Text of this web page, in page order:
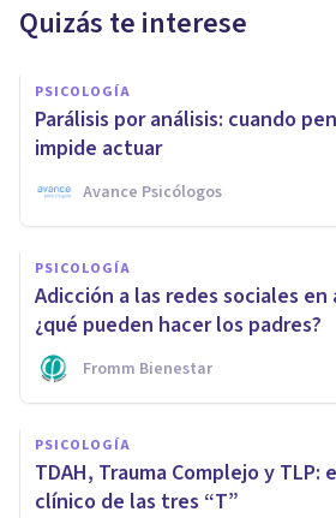
Quizás te interese
PSICOLOGÍA
Parálisis por análisis: cuando
impide actuar
Avance Psicólogos
PSICOLOGÍA
Adicción a las redes sociales
¿qué pueden hacer los padres?
Fromm Bienestar
PSICOLOGÍA
TDAH, Trauma Complejo y
clínico de las tres “T”